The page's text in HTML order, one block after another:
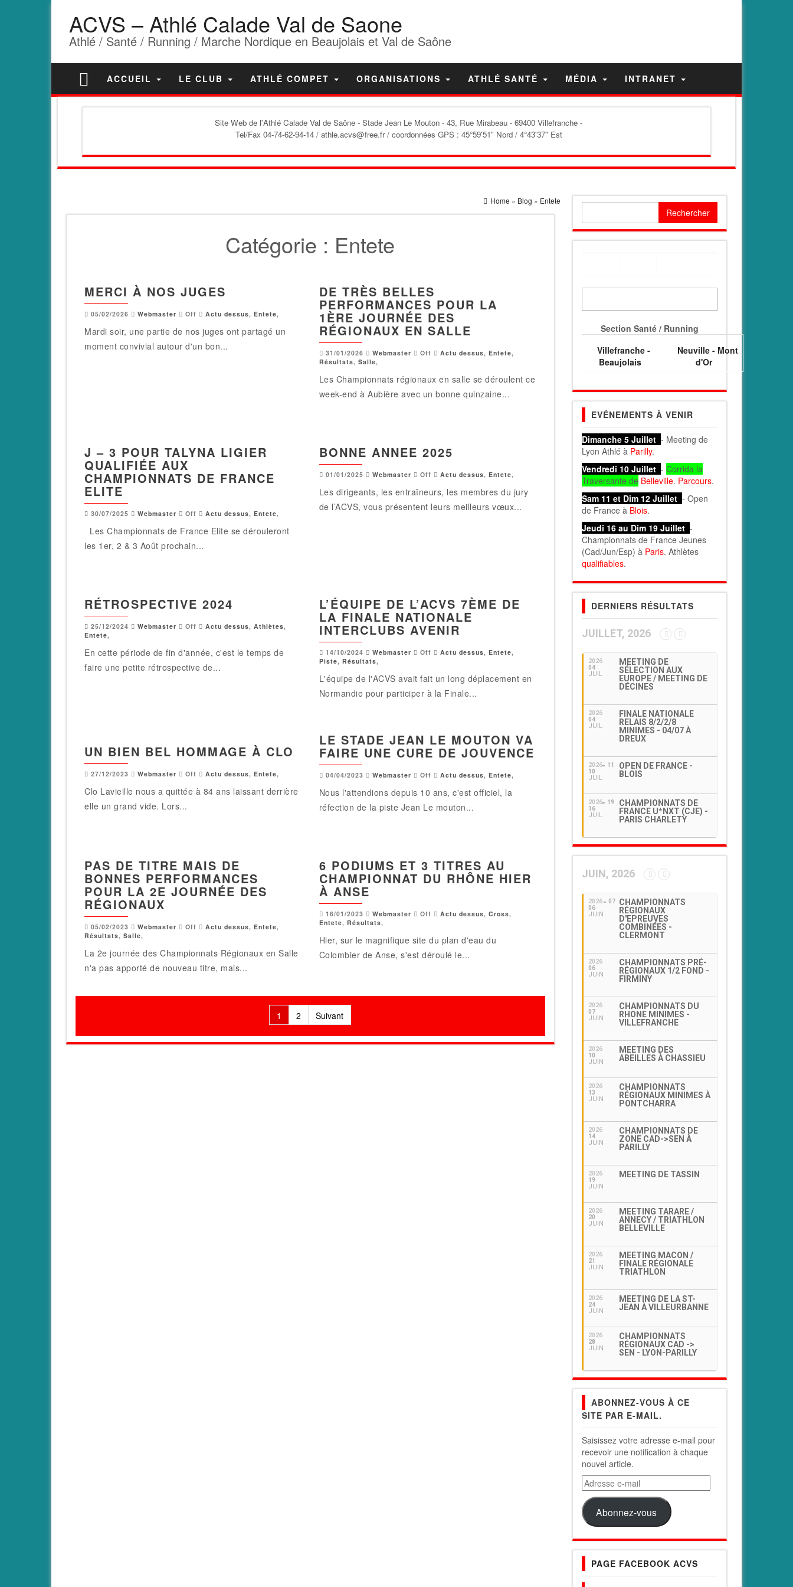
ACVS – Athlé Calade Val de Saone
Athlé / Santé / Running / Marche Nordique en Beaujolais et Val de Saône
ACCUEIL LE CLUB ATHLÉ COMPET ORGANISATIONS ATHLÉ SANTÉ MÉDIA INTRANET
Site Web de l'Athlé Calade Val de Saône - Stade Jean Le Mouton - 43, Rue Mirabeau - 69400 Villefranche -
Tel/Fax 04-74-62-94-14 / athle.acvs@free.fr / coordonnées GPS : 45°59'51" Nord / 4°43'37" Est
Home » Blog » Entete
Catégorie : Entete
MERCI À NOS JUGES
05/02/2026 Webmaster Off Actu dessus, Entete,
Mardi soir, une partie de nos juges ont partagé un
moment convivial autour d'un bon...
DE TRÈS BELLES
PERFORMANCES POUR LA
1ÈRE JOURNÉE DES
RÉGIONAUX EN SALLE
31/01/2026 Webmaster Off Actu dessus, Entete,
Résultats, Salle,
Les Championnats régionaux en salle se déroulent ce
week-end à Aubière avec un bonne quinzaine...
J – 3 POUR TALYNA LIGIER
QUALIFIÉE AUX
CHAMPIONNATS DE FRANCE
ELITE
30/07/2025 Webmaster Off Actu dessus, Entete,
Les Championnats de France Elite se dérouleront
les 1er, 2 & 3 Août prochain...
BONNE ANNEE 2025
01/01/2025 Webmaster Off Actu dessus, Entete,
Les dirigeants, les entraîneurs, les membres du jury
de l’ACVS, vous présentent leurs meilleurs vœux...
RÉTROSPECTIVE 2024
25/12/2024 Webmaster Off Actu dessus, Athlètes,
Entete,
En cette période de fin d'année, c'est le temps de
faire une petite rétrospective de...
L’ÉQUIPE DE L’ACVS 7ÈME DE
LA FINALE NATIONALE
INTERCLUBS AVENIR
14/10/2024 Webmaster Off Actu dessus, Entete,
Piste, Résultats,
L'équipe de l'ACVS avait fait un long déplacement en
Normandie pour participer à la Finale...
UN BIEN BEL HOMMAGE À CLO
27/12/2023 Webmaster Off Actu dessus, Entete,
Clo Lavieille nous a quittée à 84 ans laissant derrière
elle un grand vide. Lors...
LE STADE JEAN LE MOUTON VA
FAIRE UNE CURE DE JOUVENCE
04/04/2023 Webmaster Off Actu dessus, Entete,
Nous l'attendions depuis 10 ans, c'est officiel, la
réfection de la piste Jean Le mouton...
PAS DE TITRE MAIS DE
BONNES PERFORMANCES
POUR LA 2E JOURNÉE DES
RÉGIONAUX
05/02/2023 Webmaster Off Actu dessus, Entete,
Résultats, Salle,
La 2e journée des Championnats Régionaux en Salle
n'a pas apporté de nouveau titre, mais...
6 PODIUMS ET 3 TITRES AU
CHAMPIONNAT DU RHÔNE HIER
À ANSE
16/01/2023 Webmaster Off Actu dessus, Cross,
Entete, Résultats,
Hier, sur le magnifique site du plan d'eau du
Colombier de Anse, s'est déroulé le...
des
publications
1 2 Suivant
Section Santé / Running
Villefranche -
Beaujolais
Neuville - Mont
d'Or
EVÉNEMENTS À VENIR
Dimanche 5 Juillet - Meeting de
Lyon Athlé à Parilly.
Vendredi 10 Juillet - Corrida la
Traversante de Belleville. Parcours.
Sam 11 et Dim 12 Juillet - Open
de France à Blois.
Jeudi 16 au Dim 19 Juillet -
Championnats de France Jeunes
(Cad/Jun/Esp) à Paris. Athlètes
qualifiables.
DERNIERS RÉSULTATS
JUILLET, 2026
2026
04
JUIL
MEETING DE
SÉLECTION AUX
EUROPE / MEETING DE
DÉCINES
2026
04
JUIL
FINALE NATIONALE
RELAIS 8/2/2/8
MINIMES - 04/07 À
DREUX
2026
10
JUIL
11
OPEN DE FRANCE -
BLOIS
2026
16
JUIL
19
CHAMPIONNATS DE
FRANCE U*NXT (CJE) -
PARIS CHARLETY
JUIN, 2026
2026
06
JUIN
07
CHAMPIONNATS
RÉGIONAUX
D'EPREUVES
COMBINÉES -
CLERMONT
2026
06
JUIN
CHAMPIONNATS PRÉ-
RÉGIONAUX 1/2 FOND -
FIRMINY
2026
07
JUIN
CHAMPIONNATS DU
RHONE MINIMES -
VILLEFRANCHE
2026
10
JUIN
MEETING DES
ABEILLES À CHASSIEU
2026
13
JUIN
CHAMPIONNATS
RÉGIONAUX MINIMES À
PONTCHARRA
2026
14
JUIN
CHAMPIONNATS DE
ZONE CAD->SEN À
PARILLY
2026
19
JUIN
MEETING DE TASSIN
2026
20
JUIN
MEETING TARARE /
ANNECY / TRIATHLON
BELLEVILLE
2026
21
JUIN
MEETING MACON /
FINALE RÉGIONALE
TRIATHLON
2026
24
JUIN
MEETING DE LA ST-
JEAN À VILLEURBANNE
2026
28
JUIN
CHAMPIONNATS
RÉGIONAUX CAD ->
SEN - LYON-PARILLY
ABONNEZ-VOUS À CE
SITE PAR E-MAIL.
Saisissez votre adresse e-mail pour
recevoir une notification à chaque
nouvel article.
Adresse
e-
mail
Abonnez-vous
PAGE FACEBOOK ACVS